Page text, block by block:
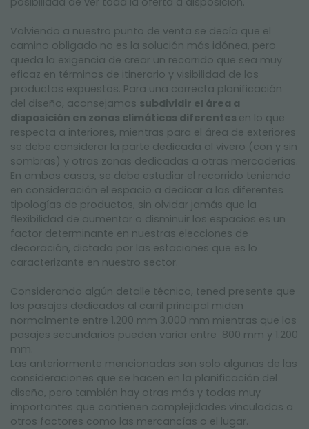
Volviendo a nuestro punto de venta se decía que el
camino obligado no es la solución más idónea, pero
queda la exigencia de crear un recorrido que sea muy
eficaz en términos de itinerario y visibilidad de los
productos expuestos. Para una correcta planificación
del diseño, aconsejamos subdividir el área a
disposición en zonas climáticas diferentes en lo que
respecta a interiores, mientras para el área de exteriores
se debe considerar la parte dedicada al vivero (con y sin
sombras) y otras zonas dedicadas a otras mercaderías.
En ambos casos, se debe estudiar el recorrido teniendo
en consideración el espacio a dedicar a las diferentes
tipologías de productos, sin olvidar jamás que la
flexibilidad de aumentar o disminuir los espacios es un
factor determinante en nuestras elecciones de
decoración, dictada por las estaciones que es lo
caracterizante en nuestro sector.
Considerando algún detalle técnico, tened presente que
los pasajes dedicados al carril principal miden
normalmente entre 1.200 mm 3.000 mm mientras que los
pasajes secundarios pueden variar entre 800 mm y 1.200
mm.
Las anteriormente mencionadas son solo algunas de las
consideraciones que se hacen en la planificación del
diseño, pero también hay otras más y todas muy
importantes que contienen complejidades vinculadas a
otros factores como las mercancías o el lugar.